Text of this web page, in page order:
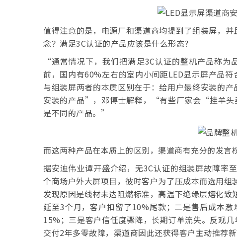
值得注意的是，电源厂和渠道商均提到了组装屏，
念？满足3C认证的产品应该是什么形态？
“通常情况下，我们把满足3C认证的整机产品称
前，国内有60%左右的室内小间距LED显示屏产品
与组装屏两者的本质区别在于：给用户最终安装的
安装的产品”，邓博士解释，“有些厂家会“挂羊
是不同的产品。”
而这两种产品在本质上的区别，渠道商有充分的发言
据安迪伟业谭开盛介绍，无3C认证的组装屏故障率
个商场户外大屏项目，彼时客户为了压成本而选用
发现原因是线材未达阻燃标准，高温下绝缘层熔化
延至3个月，客户扣留了10%尾款；二是售后成本
15%；三是客户信任度骤降，长期订单流失。反观
交付2年多零故障，渠道商因此还获得客户主动推荐新